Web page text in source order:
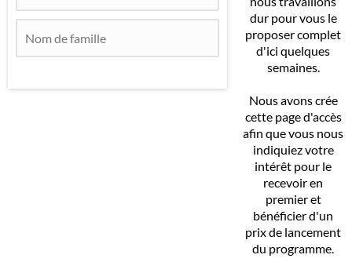
dur pour vous le
proposer complet
d'ici quelques
semaines.
Nous avons crée
cette page d'accès
afin que vous nous
indiquiez votre
intérêt pour le
recevoir en
premier et
bénéficier d'un
prix de lancement
du programme.